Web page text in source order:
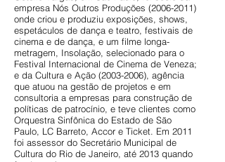
empresa Nós Outros Produções (2006-2011)
onde criou e produziu exposições, shows,
espetáculos de dança e teatro, festivais de
cinema e de dança, e um filme longa-
metragem, Insolação, selecionado para o
Festival Internacional de Cinema de Veneza;
e da Cultura e Ação (2003-2006), agência
que atuou na gestão de projetos e em
consultoria a empresas para construção de
políticas de patrocínio, e teve clientes como
Orquestra Sinfônica do Estado de São
Paulo, LC Barreto, Accor e Ticket. Em 2011
foi assessor do Secretário Municipal de
Cultura do Rio de Janeiro, até 2013 quando